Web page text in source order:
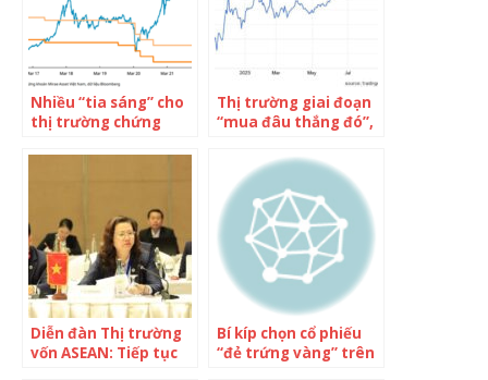
Nhiều “tia sáng” cho
thị trường chứng
vĩ mô nhiễu động,
Thị trường giai đoạn
“mua đâu thắng đó”,
phương pháp lựa
chọn cổ phiếu trong
uptrend
Diễn đàn Thị trường
vốn ASEAN: Tiếp tục
Bí kíp chọn cổ phiếu
“đẻ trứng vàng” trên